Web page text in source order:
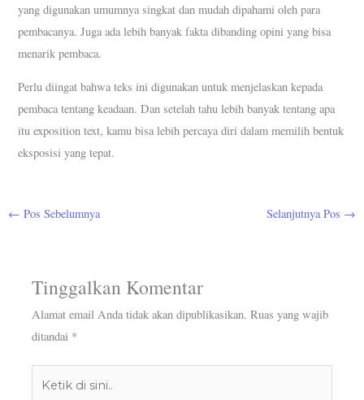
yang digunakan umumnya singkat dan mudah dipahami oleh para
pembacanya. Juga ada lebih banyak fakta dibanding opini yang bisa
menarik pembaca.
Perlu diingat bahwa teks ini digunakan untuk menjelaskan kepada
pembaca tentang keadaan. Dan setelah tahu lebih banyak tentang apa
itu exposition text, kamu bisa lebih percaya diri dalam memilih bentuk
eksposisi yang tepat.
← Pos Sebelumnya Selanjutnya Pos →
Tinggalkan Komentar
Alamat email Anda tidak akan dipublikasikan. Ruas yang wajib
ditandai *